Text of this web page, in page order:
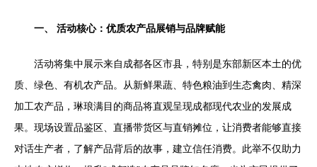
一、 活动核心：优质农产品展销与品牌赋能
活动将集中展示来自成都各区市县，特别是东部新区本土的优
质、绿色、有机农产品。从新鲜果蔬、特色粮油到生态禽肉、精深
加工农产品，琳琅满目的商品将直观呈现成都现代农业的发展成
果。现场设置品鉴区、直播带货区与直销摊位，让消费者能够直接
对话生产者，了解产品背后的故事，建立信任消费。此举不仅助力